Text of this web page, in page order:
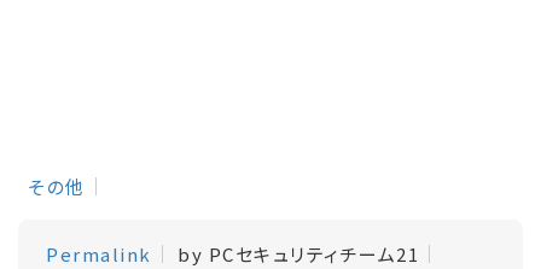
その他
Permalink
by PCセキュリティチーム21